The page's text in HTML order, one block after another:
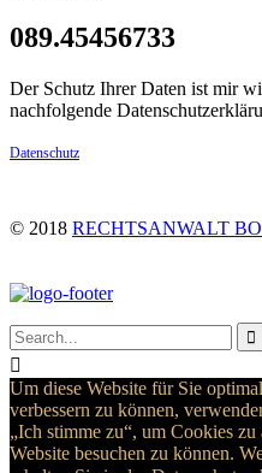
089.45456733
Der Schutz Ihrer Daten ist mir
nachfolgende
Datenschutz
© 2018 RECHTSANWALT


Um diese Website für Sie
verbessern zu können,
„Ich stimme zu“, um Cookies
Website besuchen zu können.